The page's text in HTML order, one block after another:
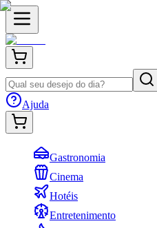
Ajuda
Gastronomia
Cinema
Hotéis
Entretenimento